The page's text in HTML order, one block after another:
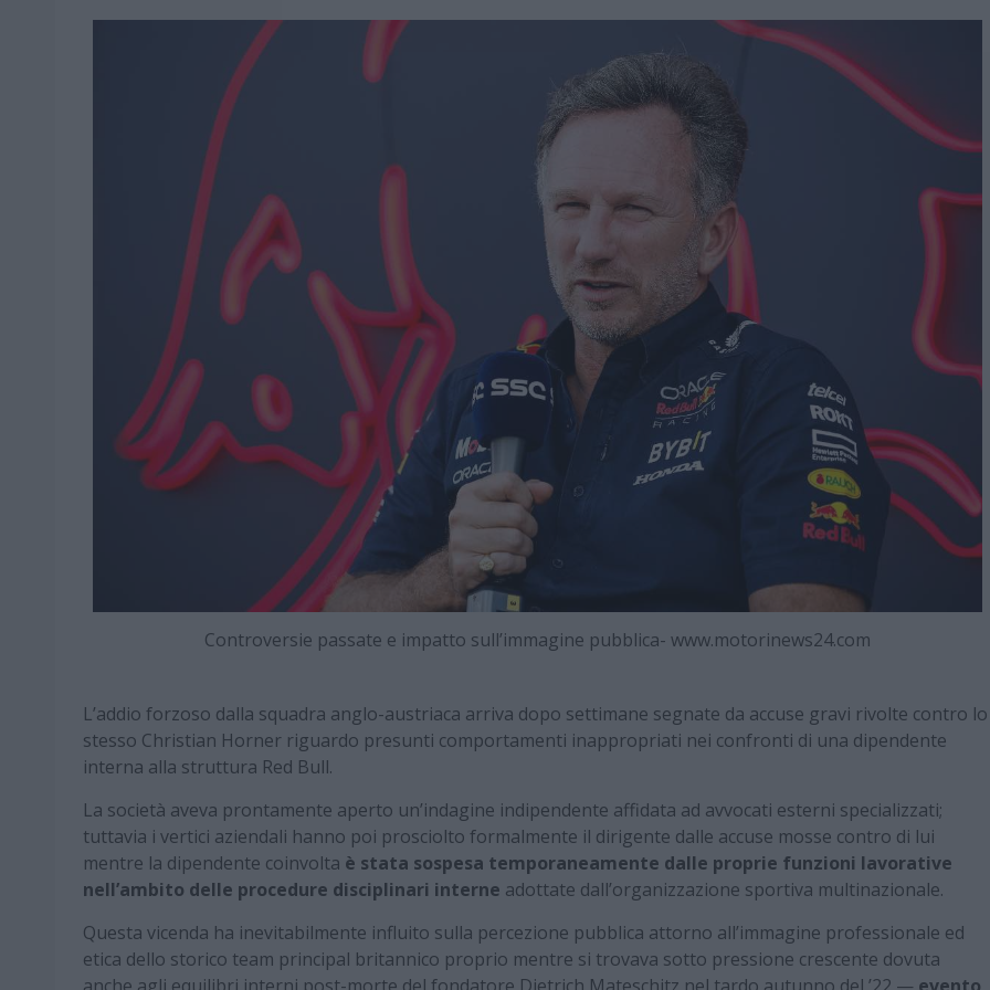
Controversie passate e impatto sull’immagine pubblica- www.motorinews24.com
L’addio forzoso dalla squadra anglo-austriaca arriva dopo settimane segnate da accuse gravi rivolte contro lo
stesso Christian Horner riguardo presunti comportamenti inappropriati nei confronti di una dipendente
interna alla struttura Red Bull.
La società aveva prontamente aperto un’indagine indipendente affidata ad avvocati esterni specializzati;
tuttavia i vertici aziendali hanno poi prosciolto formalmente il dirigente dalle accuse mosse contro di lui
mentre la dipendente coinvolta è stata sospesa temporaneamente dalle proprie funzioni lavorative
nell’ambito delle procedure disciplinari interne adottate dall’organizzazione sportiva multinazionale.
Questa vicenda ha inevitabilmente influito sulla percezione pubblica attorno all’immagine professionale ed
etica dello storico team principal britannico proprio mentre si trovava sotto pressione crescente dovuta